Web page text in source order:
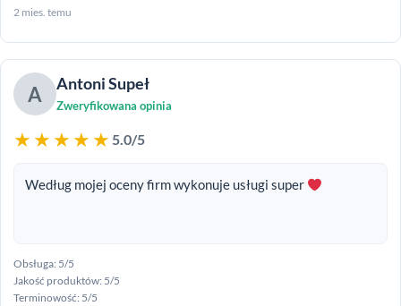
2 mies. temu
A Antoni Supeł
Zweryfikowana opinia
★★★★★ 5.0/5
Według mojej oceny firm wykonuje usługi super
Obsługa: 5/5
Jakość produktów: 5/5
Terminowość: 5/5